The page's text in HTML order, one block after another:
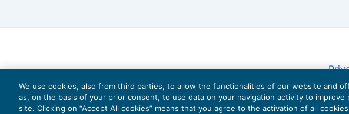
Euroconference NEWS è
We use cookies, also from third parties, to allow the functionalities of our website and
as, on the basis of your prior consent, to use data on your navigation activity to improve
site. Clicking on “Accept All cookies” means that you agree to the activation of all